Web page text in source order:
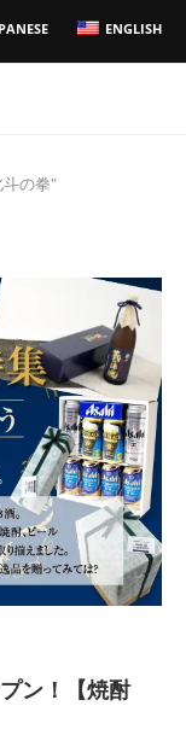
ENGLISH
の拳"
ン！【焼酎